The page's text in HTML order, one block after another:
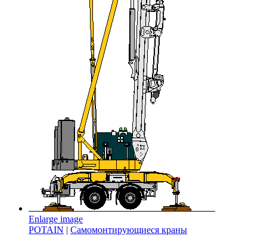
Enlarge image
POTAIN | Самомонтирующиеся краны